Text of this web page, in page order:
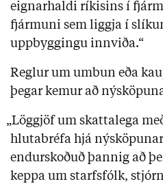
eignarhaldi ríkisins í
fjármuni sem liggja í
uppbyggingu innviða.“
Reglur um umbun eða
þegar kemur að
„Löggjöf um skattalega
hlutabréfa hjá
endurskoðuð þannig að
keppa um starfsfólk,